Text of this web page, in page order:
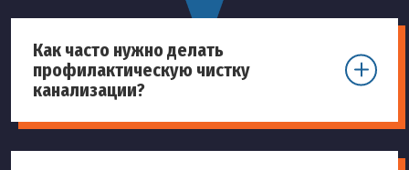
Как часто нужно делать
профилактическую чистку
канализации?